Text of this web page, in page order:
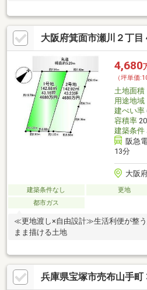
大阪府箕面市瀬川２丁目
4,680
（坪単価
土地面積
用途地域
建ぺい率
容積率
建築条件
阪急
13分
大阪
建築条件なし 更地
都市ガス
≪更地渡し×自由設計≫生活利便が整
まま描ける土地
兵庫県宝塚市売布山手町